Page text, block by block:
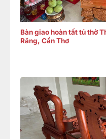
Bàn giao hoàn tất tủ thờ
Răng, Cần Thơ